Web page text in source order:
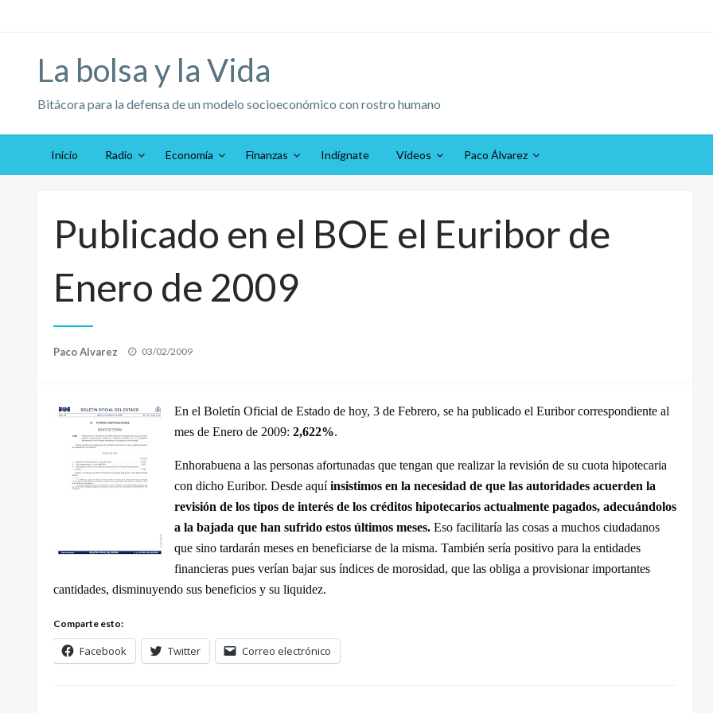
al
La bolsa y la Vida
Bitácora para la defensa de un modelo socioeconómico con rostro humano
Inicio Radio Economía Finanzas Indígnate Vídeos Paco Álvarez
Publicado en el BOE el Euribor de
Enero de 2009
Paco Alvarez
Publicado
03/02/2009
En el Boletín Oficial de Estado de hoy, 3 de Febrero, se ha publicado el Euribor correspondiente al
mes de Enero de 2009: 2,622%.
Enhorabuena a las personas afortunadas que tengan que realizar la revisión de su cuota hipotecaria
con dicho Euribor. Desde aquíinsistimos en la necesidad de que las autoridades acuerden la
revisión de los tipos de interés de los créditos hipotecarios actualmente pagados, adecuándolos
a la bajada que han sufrido estos últimos meses. Eso facilitaría las cosas a muchos ciudadanos
que sino tardarán meses en beneficiarse de la misma. También sería positivo para la entidades
financieras pues verían bajar sus índices de morosidad, que las obliga a provisionar importantes
cantidades, disminuyendo sus beneficios y su liquidez.
Comparte esto:
Facebook Twitter Correo electrónico